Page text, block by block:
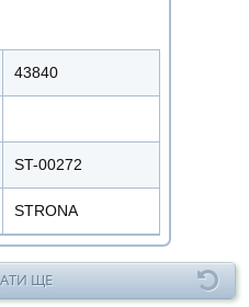
43840
ST-00272
STRONA
ЩЕ